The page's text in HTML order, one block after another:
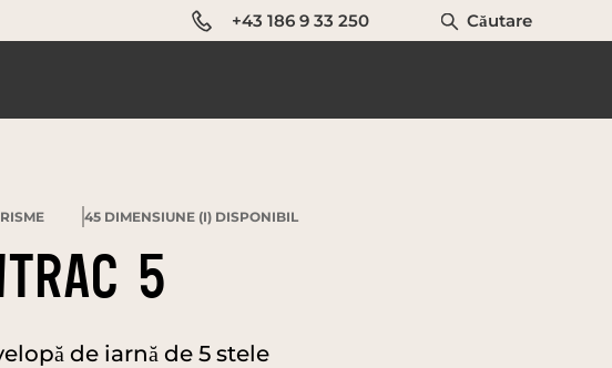
+43 186 9 33 250 Căutare
45DIMENSIUNE (I) DISPONIBIL
5
de iarnă de 5 stele